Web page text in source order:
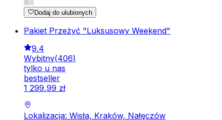
Dodaj do ulubionych
Pakiet Przeżyć "Luksusowy Weekend"
9.4
Wybitny(406)
tylko u nas
bestseller
1 299,99 zł
Lokalizacja: Wisła, Kraków, Nałęczów